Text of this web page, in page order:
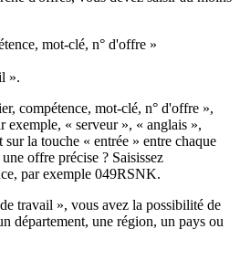
mot-clé, n° d'offre »
».
compétence, mot-clé, n° d'offre »,
exemple, « serveur », « anglais »,
sur la touche « entrée » entre chaque
offre précise ? Saisissez
par exemple 049RSNK.
travail », vous avez la possibilité de
département, une région, un pays ou